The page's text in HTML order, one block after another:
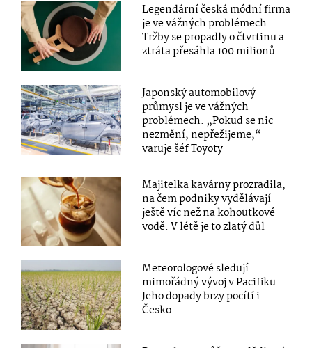
Legendární česká módní firma
je ve vážných problémech.
Tržby se propadly o čtvrtinu a
ztráta přesáhla 100 milionů
Japonský automobilový
průmysl je ve vážných
problémech. „Pokud se nic
nezmění, nepřežijeme,“
varuje šéf Toyoty
Majitelka kavárny prozradila,
na čem podniky vydělávají
ještě víc než na kohoutkové
vodě. V létě je to zlatý důl
Meteorologové sledují
mimořádný vývoj v Pacifiku.
Jeho dopady brzy pocítí i
Česko